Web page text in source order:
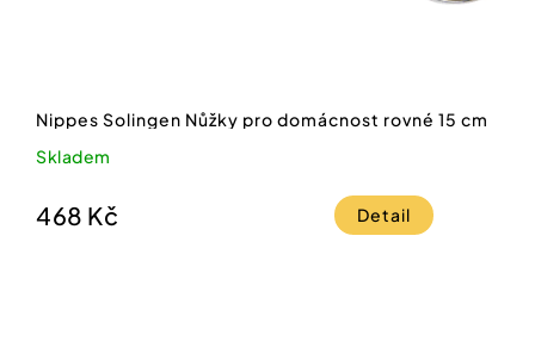
Nippes Solingen Nůžky pro domácnost rovné 15 cm
Skladem
468 Kč Detail